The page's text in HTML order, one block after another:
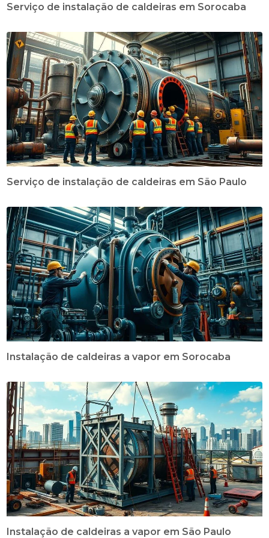
Serviço de instalação de caldeiras em Sorocaba
Serviço de instalação de caldeiras em São Paulo
Instalação de caldeiras a vapor em Sorocaba
Instalação de caldeiras a vapor em São Paulo